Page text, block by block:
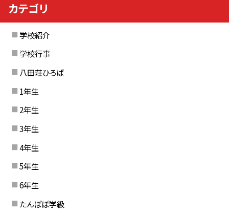
カテゴリ
学校紹介
学校行事
八田荘ひろば
1年生
2年生
3年生
4年生
5年生
6年生
たんぽぽ学級